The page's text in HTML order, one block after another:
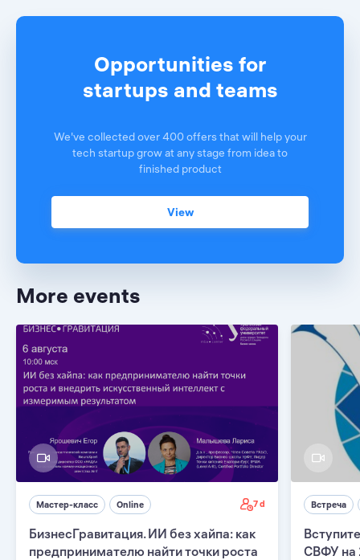
Opportunities for
startups and teams
We've collected over 400 offers that will help your
tech startup grow at any stage from idea to
finished product
View
More events
Мастер-класс Online 7 d
БизнесГравитация. ИИ без хайпа: как
предпринимателю найти точки роста
Встреча
СВФУ на